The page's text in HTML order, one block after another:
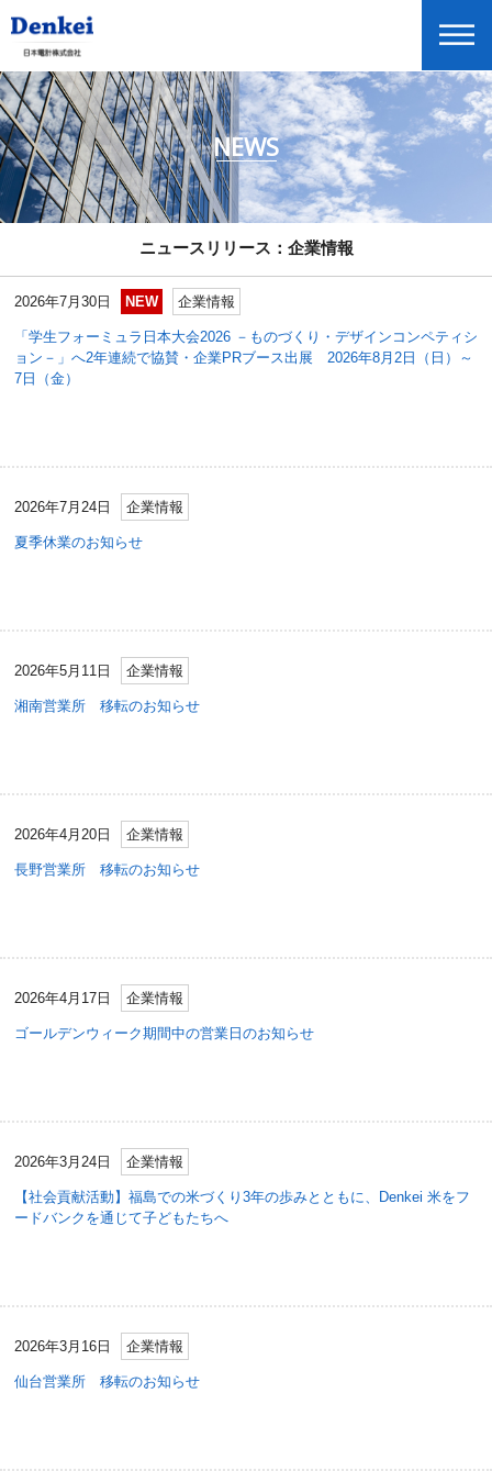
ニュースリリース
企業情報
投資家情報
展示会・セミナー情報
Global Home
NEWS
ニュースリリース：企業情報
2026年7月30日 NEW 企業情報
「学生フォーミュラ日本大会2026 －ものづくり・デザインコンペティシ
ョン－」へ2年連続で協賛・企業PRブース出展 2026年8月2日（日）～
7日（金）
2026年7月24日 企業情報
夏季休業のお知らせ
2026年5月11日 企業情報
湘南営業所 移転のお知らせ
2026年4月20日 企業情報
長野営業所 移転のお知らせ
2026年4月17日 企業情報
ゴールデンウィーク期間中の営業日のお知らせ
2026年3月24日 企業情報
【社会貢献活動】福島での米づくり3年の歩みとともに、Denkei 米をフ
ードバンクを通じて子どもたちへ
2026年3月16日 企業情報
仙台営業所 移転のお知らせ